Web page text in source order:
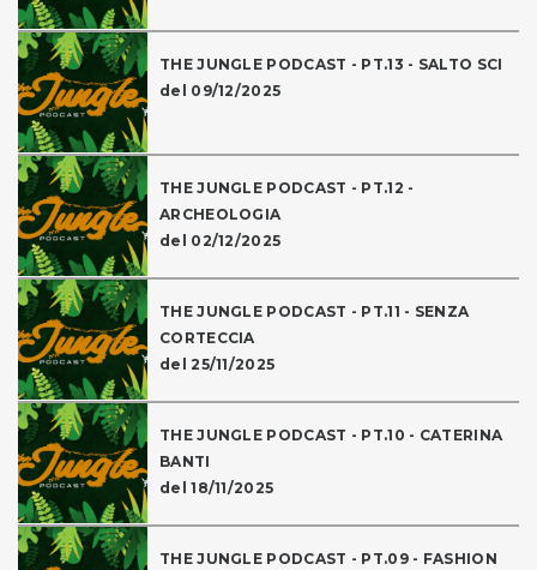
THE JUNGLE PODCAST - PT.13 - SALTO SCI
del 09/12/2025
THE JUNGLE PODCAST - PT.12 -
ARCHEOLOGIA
del 02/12/2025
THE JUNGLE PODCAST - PT.11 - SENZA
CORTECCIA
del 25/11/2025
THE JUNGLE PODCAST - PT.10 - CATERINA
BANTI
del 18/11/2025
THE JUNGLE PODCAST - PT.09 - FASHION